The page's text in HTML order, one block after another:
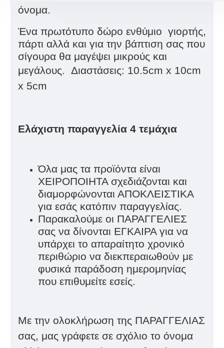
όνομα.
Ένα πρωτότυπο δώρο ενθύμιο γιορτής,
πάρτι αλλά και για την βάπτιση σας που
σίγουρα θα μαγέψει μικρούς και
μεγάλους. Διαστάσεις: 10.5cm x 10cm
x 5cm
Ελάχιστη παραγγελία 4 τεμάχια
Όλα μας τα προϊόντα είναι
ΧΕΙΡΟΠΟΙΗΤΑ σχεδιάζονται και
διαμορφώνονται ΑΠΟΚΛΕΙΣΤΙΚΑ
για εσάς κατόπιν παραγγελίας.
Παρακαλούμε οι ΠΑΡΑΓΓΕΛΙΕΣ
σας να δίνονται ΕΓΚΑΙΡΑ για να
υπάρχει το απαραίτητο χρονικό
περιθώριο να διεκπεραιωθούν με
φυσικά παράδοση ημερομηνίας
που επιθυμείτε εσείς.
Με την ολοκλήρωση της ΠΑΡΑΓΓΕΛΙΑΣ
σας, μας γράφετε σε σχόλιο το όνομα